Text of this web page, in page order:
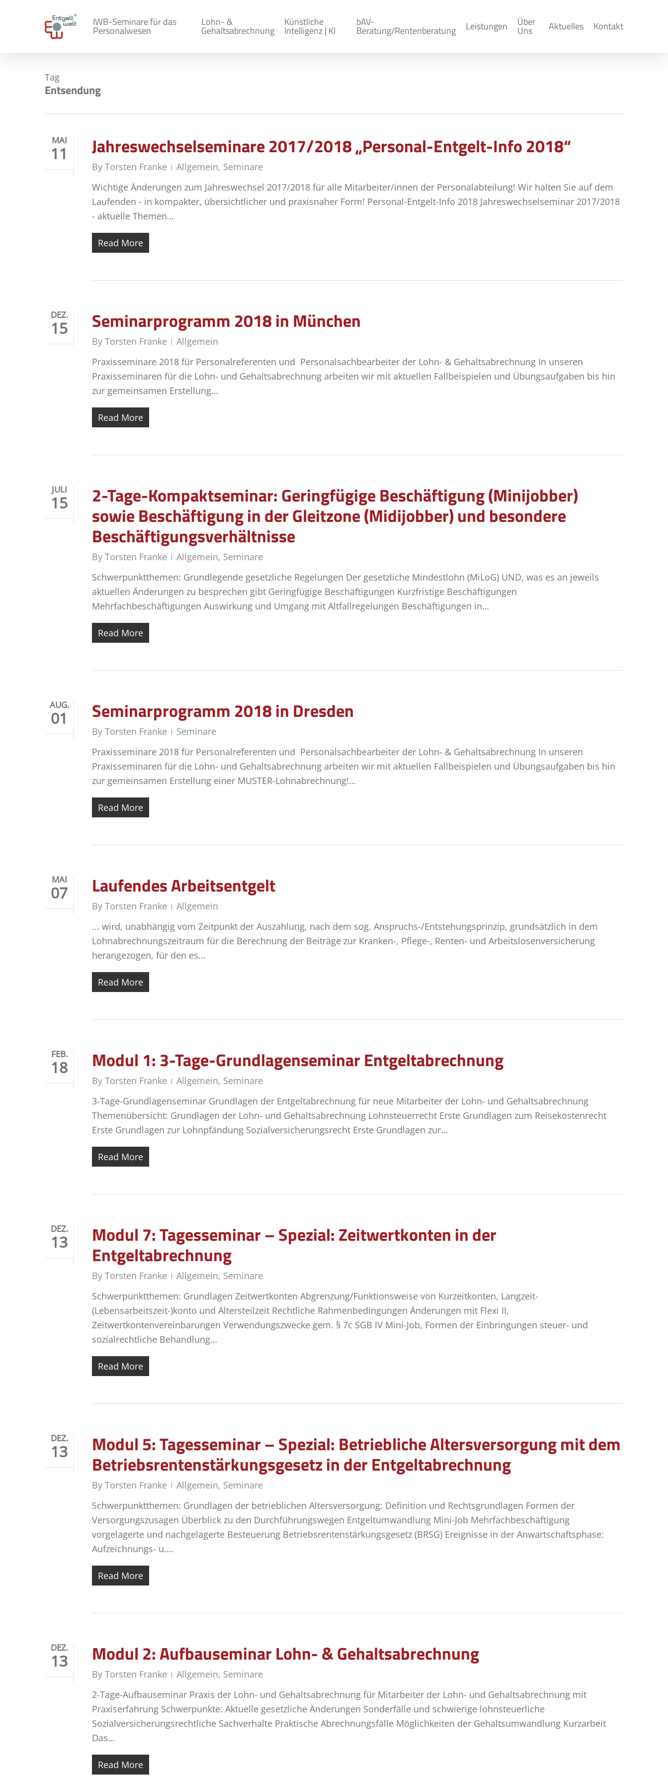
IWB-Seminare für das
Personalwesen
Lohn- &
Gehaltsabrechnung
Künstliche
Intelligenz | KI
bAV-
Beratung/Rentenberatung Leistungen Über
Uns Aktuelles Kontakt
Tag
Entsendung
MAI
11 Jahreswechselseminare 2017/2018 „Personal-Entgelt-Info 2018“
By Torsten Franke Allgemein, Seminare
Wichtige Änderungen zum Jahreswechsel 2017/2018 für alle Mitarbeiter/innen der Personalabteilung! Wir halten Sie auf dem
Laufenden - in kompakter, übersichtlicher und praxisnaher Form! Personal-Entgelt-Info 2018 Jahreswechselseminar 2017/2018
- aktuelle Themen…
Read More
DEZ.
15 Seminarprogramm 2018 in München
By Torsten Franke
Allgemein
Praxisseminare 2018 für Personalreferenten und Personalsachbearbeiter der Lohn- & Gehaltsabrechnung In unseren
Praxisseminaren für die Lohn- und Gehaltsabrechnung arbeiten wir mit aktuellen Fallbeispielen und Übungsaufgaben bis hin
zur gemeinsamen Erstellung…
Read More
JULI
15 2-Tage-Kompaktseminar: Geringfügige Beschäftigung (Minijobber)
sowie Beschäftigung in der Gleitzone (Midijobber) und besondere
Beschäftigungsverhältnisse
By Torsten Franke Allgemein, Seminare
Schwerpunktthemen: Grundlegende gesetzliche Regelungen Der gesetzliche Mindestlohn (MiLoG) UND, was es an jeweils
aktuellen Änderungen zu besprechen gibt Geringfügige Beschäftigungen Kurzfristige Beschäftigungen
Mehrfachbeschäftigungen Auswirkung und Umgang mit Altfallregelungen Beschäftigungen in…
Read More
AUG.
01 Seminarprogramm 2018 in Dresden
By Torsten Franke
Seminare
Praxisseminare 2018 für Personalreferenten und Personalsachbearbeiter der Lohn- & Gehaltsabrechnung In unseren
Praxisseminaren für die Lohn- und Gehaltsabrechnung arbeiten wir mit aktuellen Fallbeispielen und Übungsaufgaben bis hin
zur gemeinsamen Erstellung einer MUSTER-Lohnabrechnung!…
Read More
MAI
07 Laufendes Arbeitsentgelt
By Torsten Franke
Allgemein
... wird, unabhängig vom Zeitpunkt der Auszahlung, nach dem sog. Anspruchs-/Entstehungsprinzip, grund­sätzlich in dem
Lohnabrechnungszeitraum für die Berechnung der Beiträge zur Kran­ken-, Pflege-, Renten- und Arbeitslosenversicherung
herangezogen, für den es…
Read More
FEB.
18 Modul 1: 3-Tage-Grundlagenseminar Entgeltabrechnung
By Torsten Franke Allgemein, Seminare
3-Tage-Grundlagenseminar Grundlagen der Entgeltabrechnung für neue Mitarbeiter der Lohn- und Gehaltsabrechnung
Themenübersicht: Grundlagen der Lohn- und Gehaltsabrechnung Lohnsteuerrecht Erste Grundlagen zum Reisekostenrecht
Erste Grundlagen zur Lohnpfändung Sozialversicherungsrecht Erste Grundlagen zur…
Read More
DEZ.
13 Modul 7: Tagesseminar – Spezial: Zeitwertkonten in der
Entgeltabrechnung
By Torsten Franke Allgemein, Seminare
Schwerpunktthemen: Grundlagen Zeitwertkonten Abgrenzung/Funktionsweise von Kurzeitkonten, Langzeit-
(Lebensarbeitszeit-)konto und Altersteilzeit Rechtliche Rahmenbedingungen Änderungen mit Flexi II,
Zeitwertkontenvereinbarungen Verwendungszwecke gem. § 7c SGB IV Mini-Job, Formen der Einbringungen steuer- und
sozialrechtliche Behandlung…
Read More
DEZ.
13 Modul 5: Tagesseminar – Spezial: Betriebliche Altersversorgung mit dem
Betriebsrentenstärkungsgesetz in der Entgeltabrechnung
By Torsten Franke Allgemein, Seminare
Schwerpunktthemen: Grundlagen der betrieblichen Altersversorgung: Definition und Rechtsgrundlagen Formen der
Versorgungszusagen Überblick zu den Durchführungswegen Entgeltumwandlung Mini-Job Mehrfachbeschäftigung
vorgelagerte und nachgelagerte Besteuerung Betriebsrentenstärkungsgesetz (BRSG) Ereignisse in der Anwartschaftsphase:
Aufzeichnungs- u.…
Read More
DEZ.
13 Modul 2: Aufbauseminar Lohn- & Gehaltsabrechnung
By Torsten Franke Allgemein, Seminare
2-Tage-Aufbauseminar Praxis der Lohn- und Gehaltsabrechnung für Mitarbeiter der Lohn- und Gehaltsabrechnung mit
Praxiserfahrung Schwerpunkte: Aktuelle gesetzliche Änderungen Sonderfälle und schwierige lohnsteuerliche
Sozialversicherungsrechtliche Sachverhalte Praktische Abrechnungsfälle Möglichkeiten der Gehaltsumwandlung Kurzarbeit
Das…
Read More